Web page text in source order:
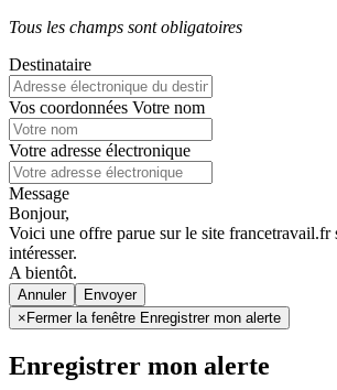
Tous les champs sont obligatoires
Destinataire
Vos coordonnées Votre nom
Votre adresse électronique
Message
Bonjour,
Voici une offre parue sur le site francetravail.fr
intéresser.
A bientôt.
Annuler
× Fermer la fenêtre Enregistrer mon alerte
Enregistrer mon alerte